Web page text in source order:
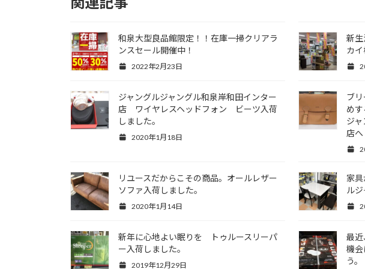
和泉大型良品館限定！！在庫一掃クリアラ
ンスセール開催中！
2022年2月23日
新生
カイ
ジャングルジャングル和泉岸和田インター
店 ワイヤレスヘッドフォン ビーツ入荷
しました。
2020年1月18日
ブ
め
ジ
店へ
リユースだからこその商品。オールレザー
ソファ入荷しました。
2020年1月14日
家
ル
新年に心地よい眠りを トゥルースリーパ
ー入荷しました。
2019年12月29日
最近
機会
う。